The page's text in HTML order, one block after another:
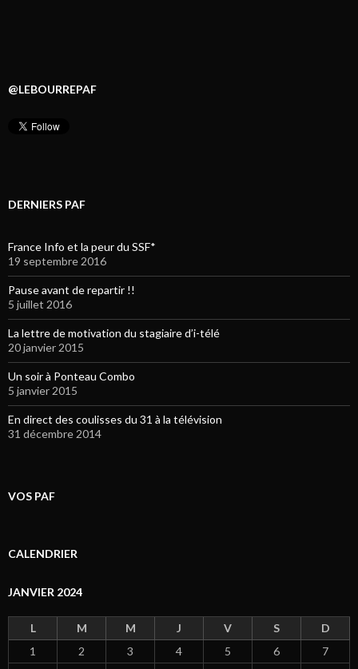
@LEBOURREPAF
DERNIERS PAF
France Info et la peur du SSF*
19 septembre 2016
Pause avant de repartir !!
5 juillet 2016
La lettre de motivation du stagiaire d’i-télé
20 janvier 2015
Un soir à Ponteau Combo
5 janvier 2015
En direct des coulisses du 31 à la télévision
31 décembre 2014
VOS PAF
CALENDRIER
JANVIER 2024
L M M J V S
D
1
2 3 4 5 6
7